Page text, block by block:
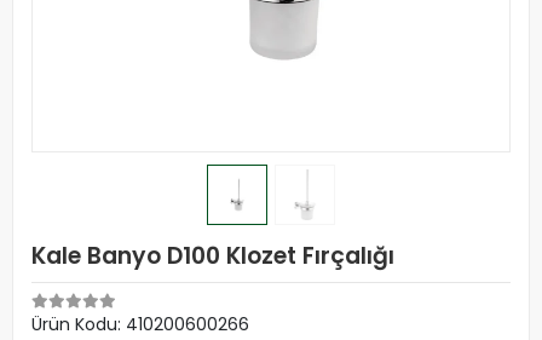
Kale Banyo D100 Klozet Fırçalığı
Ürün Kodu: 410200600266